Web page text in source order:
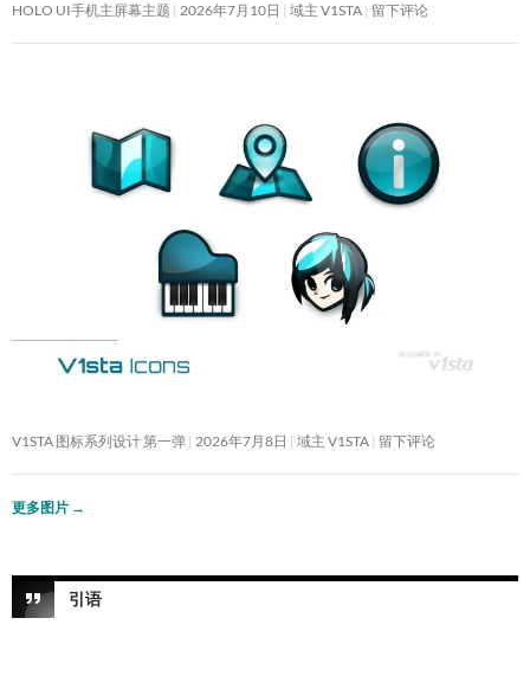
HOLO UI手机主屏幕主题 2026年7月10日 域主 V1STA 留下评论
V1STA 图标系列设计 第一弹 2026年7月8日 域主 V1STA 留下评论
更多图片 →
引语